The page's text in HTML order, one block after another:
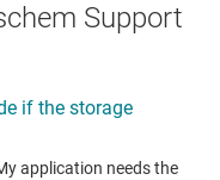
Support